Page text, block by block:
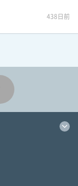
438日前